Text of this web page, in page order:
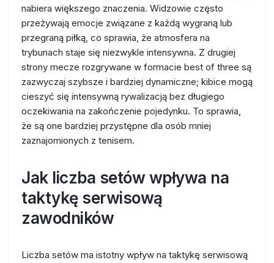
nabiera większego znaczenia. Widzowie często
przeżywają emocje związane z każdą wygraną lub
przegraną piłką, co sprawia, że atmosfera na
trybunach staje się niezwykle intensywna. Z drugiej
strony mecze rozgrywane w formacie best of three są
zazwyczaj szybsze i bardziej dynamiczne; kibice mogą
cieszyć się intensywną rywalizacją bez długiego
oczekiwania na zakończenie pojedynku. To sprawia,
że są one bardziej przystępne dla osób mniej
zaznajomionych z tenisem.
Jak liczba setów wpływa na
taktykę serwisową
zawodników
Liczba setów ma istotny wpływ na taktykę serwisową